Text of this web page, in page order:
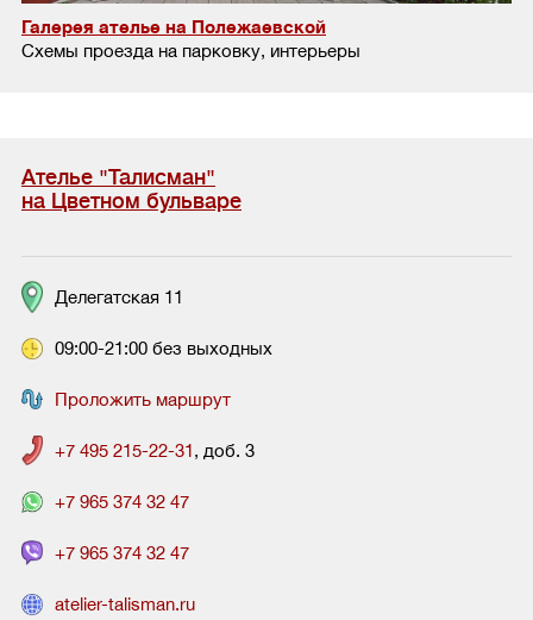
Галерея ателье на Полежаевской
Схемы проезда на парковку, интерьеры
Ателье "Талисман"
на Цветном бульваре
Делегатская 11
09:00-21:00 без выходных
Проложить маршрут
+7 495 215-22-31, доб. 3
+7 965 374 32 47
+7 965 374 32 47
atelier-talisman.ru